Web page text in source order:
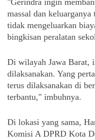
"Gerindra ingin
massal dan
tidak mengeluarkan
bingkisan peralatan
Di wilayah Jawa Barat,
dilaksanakan. Yang
terus dilaksanakan di
terbantu," imbuhnya.
Di lokasi yang sama,
Komisi A DPRD Kota